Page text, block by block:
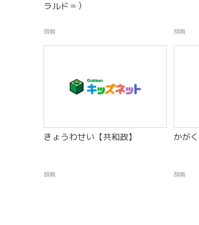
ラルド＝）
辞典 辞典
きょうわせい【共和政】
辞典
かが
辞典